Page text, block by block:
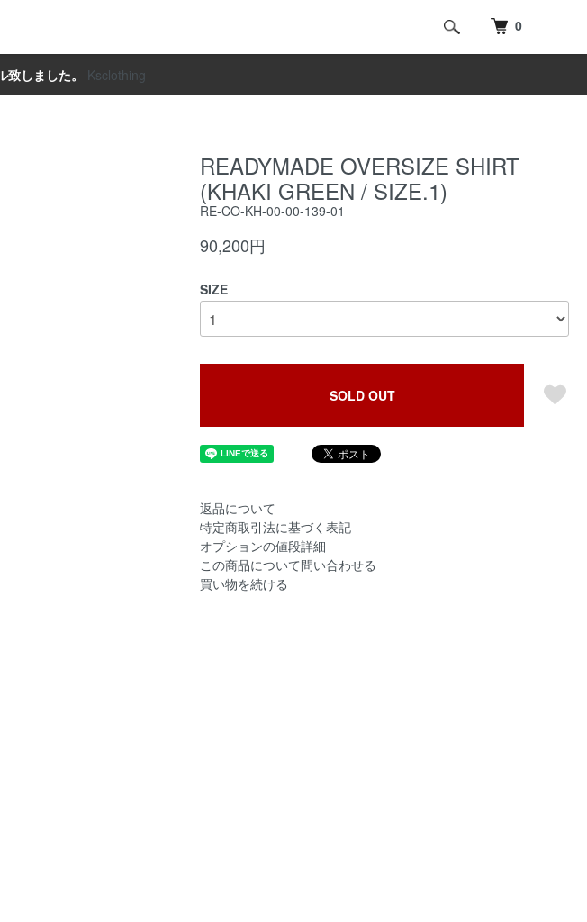
0
しました。 Ksclothing
READYMADE OVERSIZE SHIRT
(KHAKI GREEN / SIZE.1)
RE-CO-KH-00-00-139-01
90,200円
SIZE
SOLD OUT
返品について
特定商取引法に基づく表記
オプションの値段詳細
この商品について問い合わせる
買い物を続ける